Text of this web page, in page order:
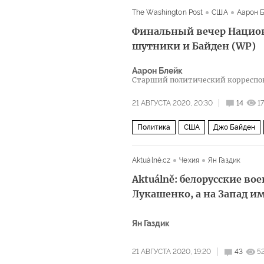
The Washington Post США Аарон
Финальный вечер
шутники и Байден (WP)
Аарон Блейк
Старший политический
21 АВГУСТА 2020, 20:30 14
Политика США Джо Байден
Aktuálně.cz
Чехия Ян Газдик
Aktuálně: белорусские
Лукашенко, а на Запад
Ян Газдик
21 АВГУСТА 2020, 19:20 43